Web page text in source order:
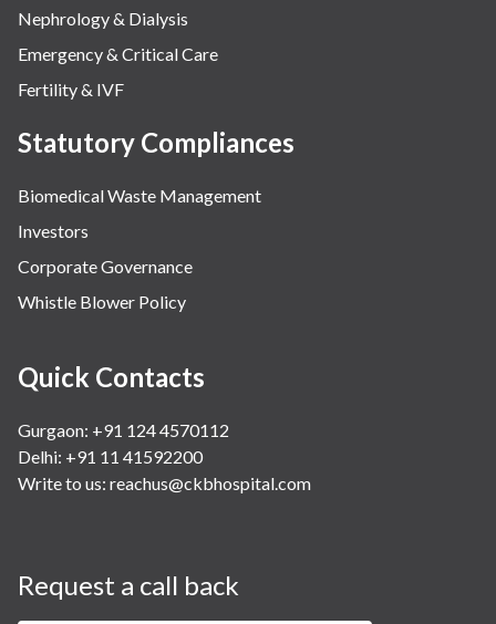
Nephrology & Dialysis
Emergency & Critical Care
Fertility & IVF
Statutory Compliances
Biomedical Waste Management
Investors
Corporate Governance
Whistle Blower Policy
Quick Contacts
Gurgaon: +91 124 4570112
Delhi: +91 11 41592200
Write to us: reachus@ckbhospital.com
Request a call back